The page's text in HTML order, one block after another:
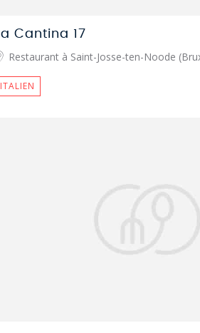
Cantina 17
Restaurant à Saint-Josse-ten-Noode
ITALIEN